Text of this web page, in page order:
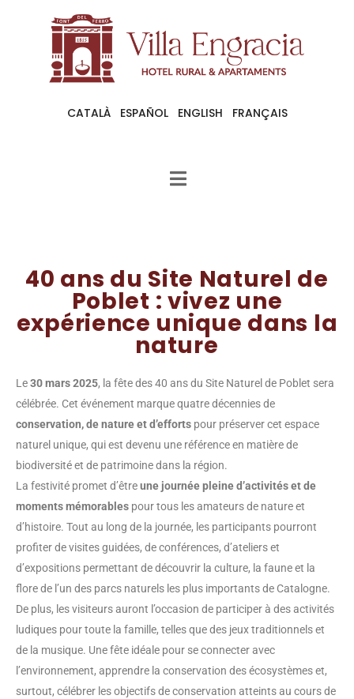
CATALÀ ESPAÑOL ENGLISH FRANÇAIS
40 ans du Site Naturel de
Poblet : vivez une
expérience unique dans la
nature
Le30 mars 2025, la fête des 40 ans du Site Naturel de Poblet sera
célébrée. Cet événement marque quatre décennies de
conservation, de nature et d’efforts pour préserver cet espace
naturel unique, qui est devenu une référence en matière de
biodiversité et de patrimoine dans la région.
La festivité promet d’êtreune journée pleine d’activités et de
moments mémorables pour tous les amateurs de nature et
d’histoire. Tout au long de la journée, les participants pourront
profiter de visites guidées, de conférences, d’ateliers et
d’expositions permettant de découvrir la culture, la faune et la
flore de l’un des parcs naturels les plus importants de Catalogne.
De plus, les visiteurs auront l’occasion de participer à des activités
ludiques pour toute la famille, telles que des jeux traditionnels et
de la musique. Une fête idéale pour se connecter avec
l’environnement, apprendre la conservation des écosystèmes et,
surtout, célébrer les objectifs de conservation atteints au cours de